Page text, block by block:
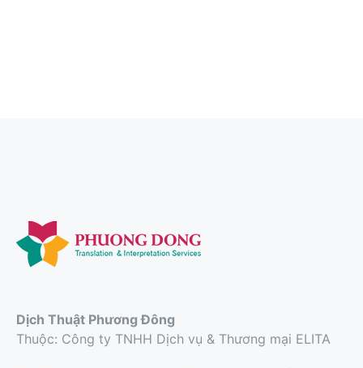
Dịch Thuật Phương Đông
Thuộc: Công ty TNHH Dịch vụ & Thương mại ELITA